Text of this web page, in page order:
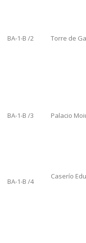
BA-1-B /2 Torre de
BA-1-B /3 Palacio
BA-1-B /4
Caserío